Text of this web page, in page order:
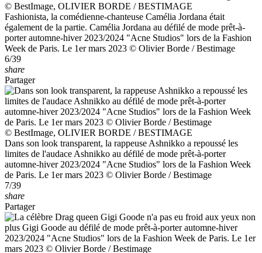
© BestImage, OLIVIER BORDE / BESTIMAGE
Fashionista, la comédienne-chanteuse Camélia Jordana était
également de la partie. Camélia Jordana au défilé de mode prêt-à-
porter automne-hiver 2023/2024 "Acne Studios" lors de la Fashion
Week de Paris. Le 1er mars 2023 © Olivier Borde / Bestimage
6/39
share
Partager
© BestImage, OLIVIER BORDE / BESTIMAGE
Dans son look transparent, la rappeuse Ashnikko a repoussé les
limites de l'audace Ashnikko au défilé de mode prêt-à-porter
automne-hiver 2023/2024 "Acne Studios" lors de la Fashion Week
de Paris. Le 1er mars 2023 © Olivier Borde / Bestimage
7/39
share
Partager